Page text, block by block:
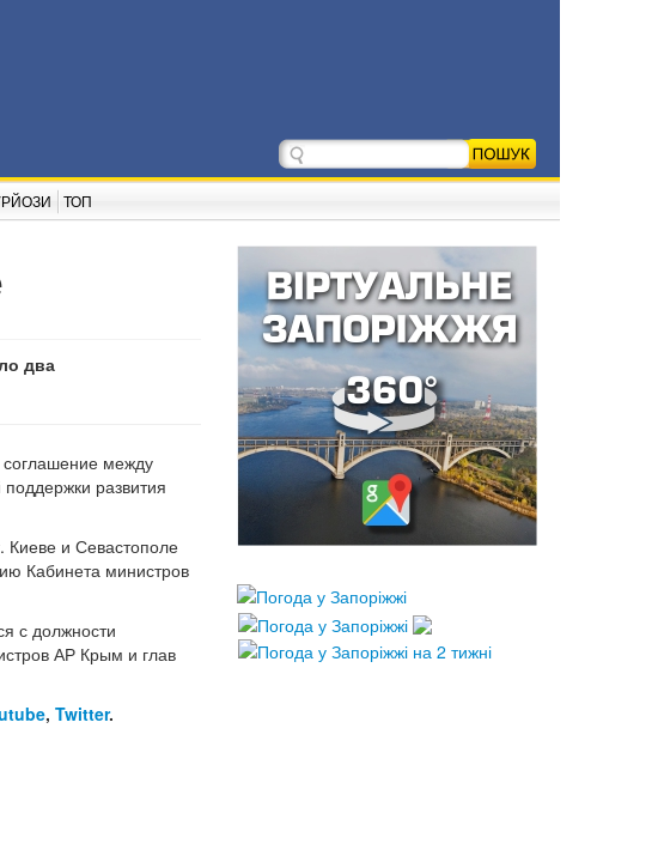
ТОП
два
между
развития
Киеве и Севастополе
Кабинета министров
с должности
АР Крым и глав
, Twitter.